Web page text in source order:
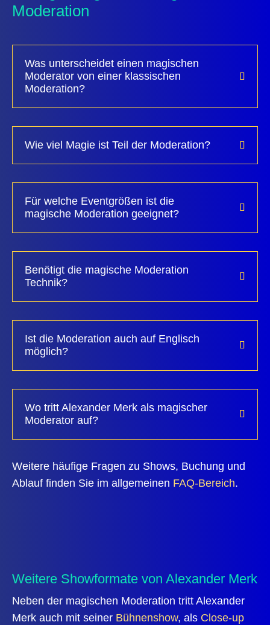
Moderation
Was unterscheidet einen magischen
Moderator von einer klassischen
Moderation?
Wie viel Magie ist Teil der Moderation?
Für welche Eventgrößen ist die
magische Moderation geeignet?
Benötigt die magische Moderation
Technik?
Ist die Moderation auch auf Englisch
möglich?
Wo tritt Alexander Merk als magischer
Moderator auf?
Weitere häufige Fragen zu Shows, Buchung und
Ablauf finden Sie im allgemeinen FAQ-Bereich.
Weitere Showformate von Alexander Merk
Neben der magischen Moderation tritt Alexander
Merk auch mit seiner Bühnenshow, als Close-up